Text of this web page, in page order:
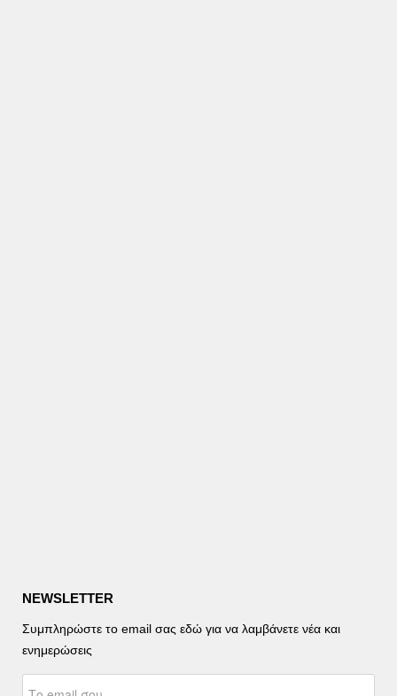
NEWSLETTER
Συμπληρώστε το email σας εδώ για να λαμβάνετε νέα και
ενημερώσεις